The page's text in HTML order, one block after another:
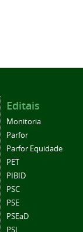
Editais
Monitoria
Parfor
Parfor Equidade
PET
PIBID
PSC
PSE
PSEaD